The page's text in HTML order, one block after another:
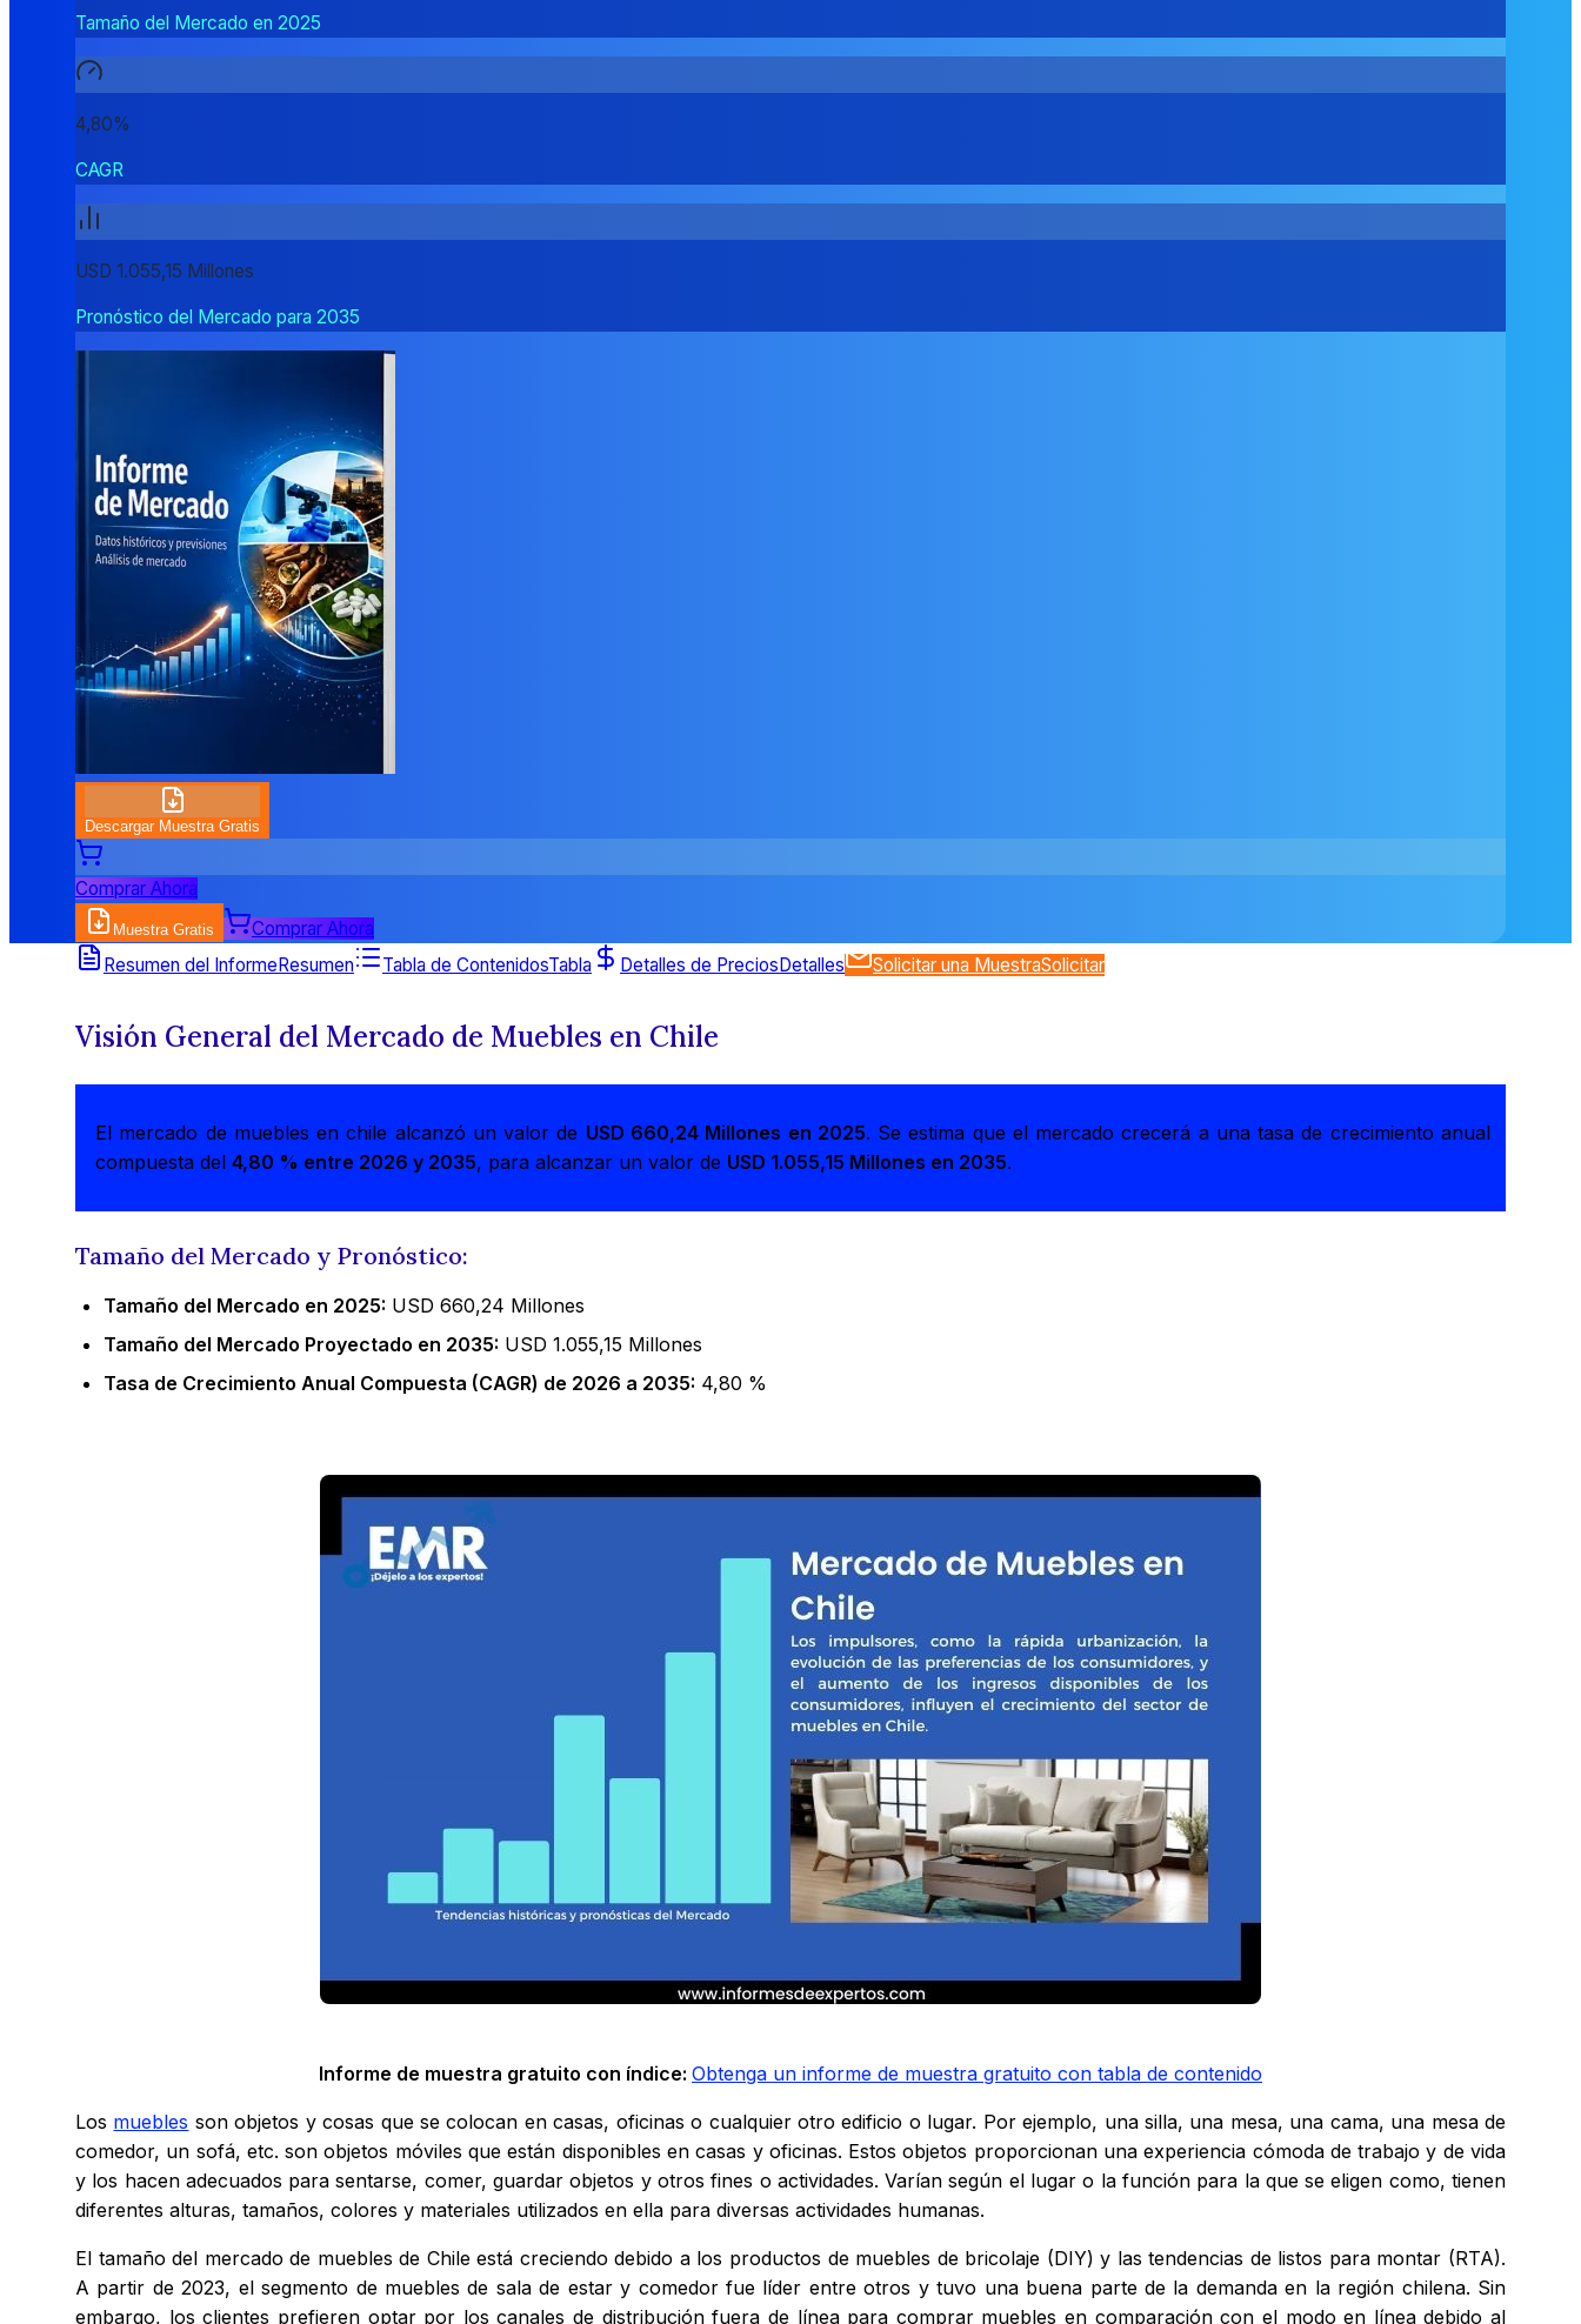
Tamaño del Mercado en 2025
4,80%
CAGR
USD 1.055,15 Millones
Pronóstico del Mercado para 2035
Descargar Muestra Gratis
Comprar Ahora
Muestra Gratis
Comprar Ahora
Resumen del InformeResumen Tabla de ContenidosTabla Detalles de PreciosDetalles Solicitar una MuestraSolicitar
Visión General del Mercado de Muebles en Chile
El mercado de muebles en chile alcanzó un valor de USD 660,24 Millones en 2025. Se estima que el mercado crecerá a una tasa de crecimiento anual
compuesta del4,80 % entre 2026 y 2035, para alcanzar un valor de USD 1.055,15 Millones en 2035.
Tamaño del Mercado y Pronóstico:
Tamaño del Mercado en 2025: USD 660,24 Millones
Tamaño del Mercado Proyectado en 2035: USD 1.055,15 Millones
Tasa de Crecimiento Anual Compuesta (CAGR) de 2026 a 2035: 4,80 %
Informe de muestra gratuito con índice: Obtenga un informe de muestra gratuito con tabla de contenido
Los muebles son objetos y cosas que se colocan en casas, oficinas o cualquier otro edificio o lugar. Por ejemplo, una silla, una mesa, una cama, una mesa de
comedor, un sofá, etc. son objetos móviles que están disponibles en casas y oficinas. Estos objetos proporcionan una experiencia cómoda de trabajo y de vida
y los hacen adecuados para sentarse, comer, guardar objetos y otros fines o actividades. Varían según el lugar o la función para la que se eligen como, tienen
diferentes alturas, tamaños, colores y materiales utilizados en ella para diversas actividades humanas.
El tamaño del mercado de muebles de Chile está creciendo debido a los productos de muebles de bricolaje (DIY) y las tendencias de listos para montar (RTA).
A partir de 2023, el segmento de muebles de sala de estar y comedor fue líder entre otros y tuvo una buena parte de la demanda en la región chilena. Sin
embargo, los clientes prefieren optar por los canales de distribución fuera de línea para comprar muebles en comparación con el modo en línea debido al